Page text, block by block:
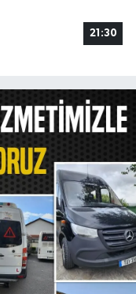
21:30